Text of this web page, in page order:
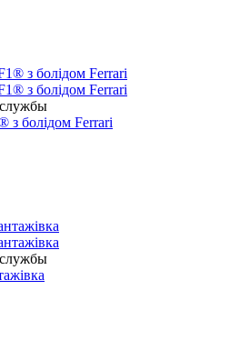
з болідом Ferrari